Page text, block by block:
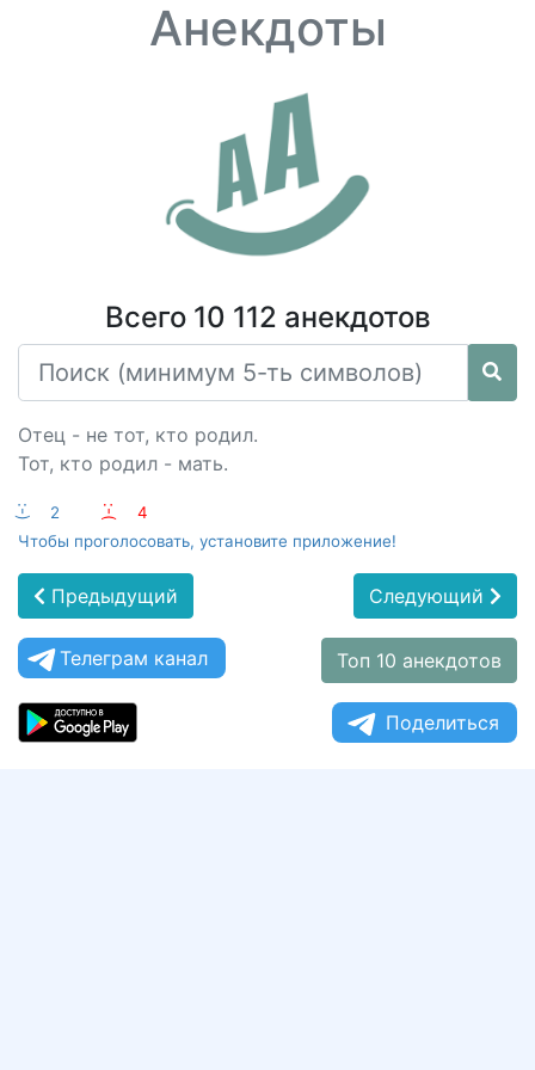
Анекдоты
Всего 10 112 анекдотов
Отец - не тот, кто родил.
Тот, кто родил - мать.
:-) 2 :-(
4
Чтобы проголосовать, установите приложение!
Предыдущий Следующий
Телеграм канал Топ 10 анекдотов
Поделиться